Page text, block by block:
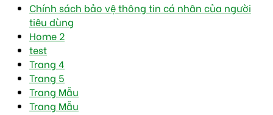
Chính sách bảo vệ thông tin cá nhân của người
tiêu dùng
Home 2
test
Trang 4
Trang 5
Trang Mẫu
Trang Mẫu